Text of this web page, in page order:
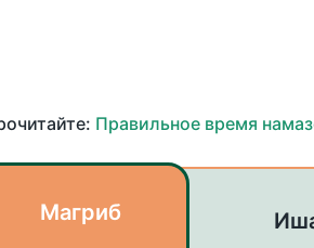
Правильное время
Магриб